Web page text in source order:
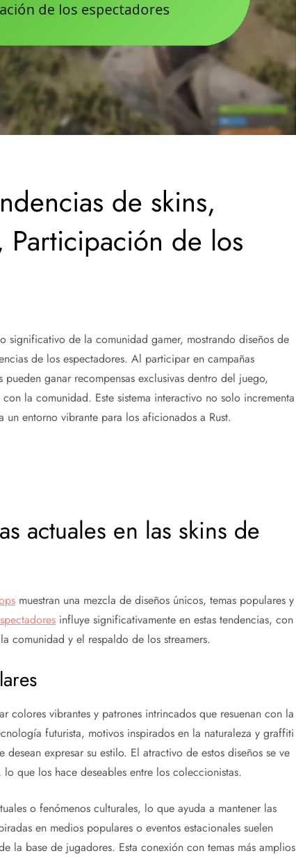
de skins,
Participación de los
significativo de la comunidad gamer, mostrando diseños de
de los espectadores. Al participar en campañas
ganar recompensas exclusivas dentro del juego,
la comunidad. Este sistema interactivo no solo incrementa
entorno vibrante para los aficionados a Rust.
actuales en las skins de
muestran una mezcla de diseños únicos, temas populares y
influye significativamente en estas tendencias, con
comunidad y el respaldo de los streamers.
colores vibrantes y patrones intrincados que resuenan con la
futurista, motivos inspirados en la naturaleza y graffiti
expresar su estilo. El atractivo de estos diseños se ve
que los hace deseables entre los coleccionistas.
o fenómenos culturales, lo que ayuda a mantener las
en medios populares o eventos estacionales suelen
la base de jugadores. Esta conexión con temas más amplios